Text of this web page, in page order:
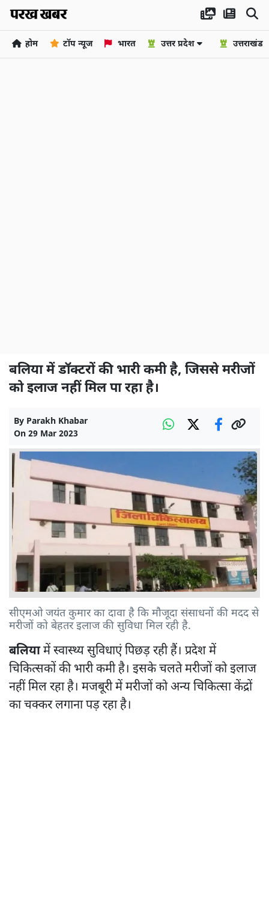
होम टॉप न्यूज भारत उत्तर प्रदेश उत्तराखंड
बलिया में डॉक्टरों की भारी कमी है, जिससे मरीजों
को इलाज नहीं मिल पा रहा है।
By Parakh Khabar
On 29 Mar 2023
सीएमओ जयंत कुमार का दावा है कि मौजूदा संसाधनों की मदद से
मरीजों को बेहतर इलाज की सुविधा मिल रही है.
बलियामें स्वास्थ्य सुविधाएं पिछड़ रही हैं। प्रदेश में
चिकित्सकों की भारी कमी है। इसके चलते मरीजों को इलाज
नहीं मिल रहा है। मजबूरी में मरीजों को अन्य चिकित्सा केंद्रों
का चक्कर लगाना पड़ रहा है।